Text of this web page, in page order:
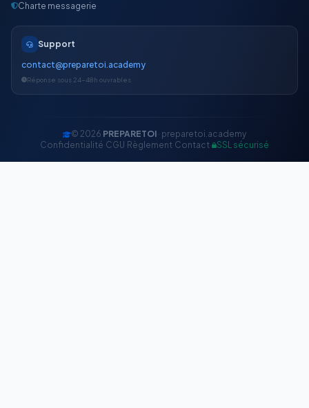
Charte messagerie
Support
contact@preparetoi.academy
Réponse sous 24-48h ouvrables
© 2026 PREPARETOI · preparetoi.academy
Confidentialité CGU Règlement Contact SSL sécurisé